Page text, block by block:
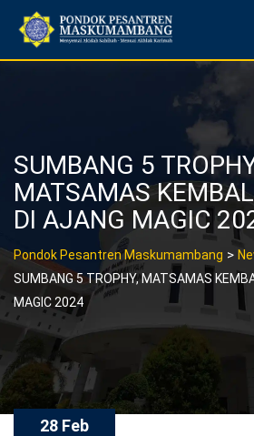
content
SUMBANG 5
MATSAMAS
DI AJANG MAGIC
Pondok Pesantren Maskumambang >
SUMBANG 5 TROPHY, MATSAMAS
MAGIC 2024
28 Feb